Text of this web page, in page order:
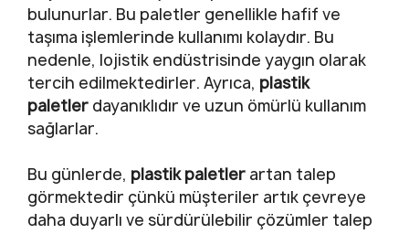
bulunurlar. Bu paletler genellikle hafif ve
taşıma işlemlerinde kullanımı kolaydır. Bu
nedenle, lojistik endüstrisinde yaygın olarak
tercih edilmektedirler. Ayrıca, plastik
paletler dayanıklıdır ve uzun ömürlü kullanım
sağlarlar.
Bu günlerde, plastik paletler artan talep
görmektedir çünkü müşteriler artık çevreye
daha duyarlı ve sürdürülebilir çözümler talep